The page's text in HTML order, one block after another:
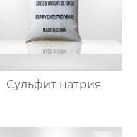
Сульфит натрия